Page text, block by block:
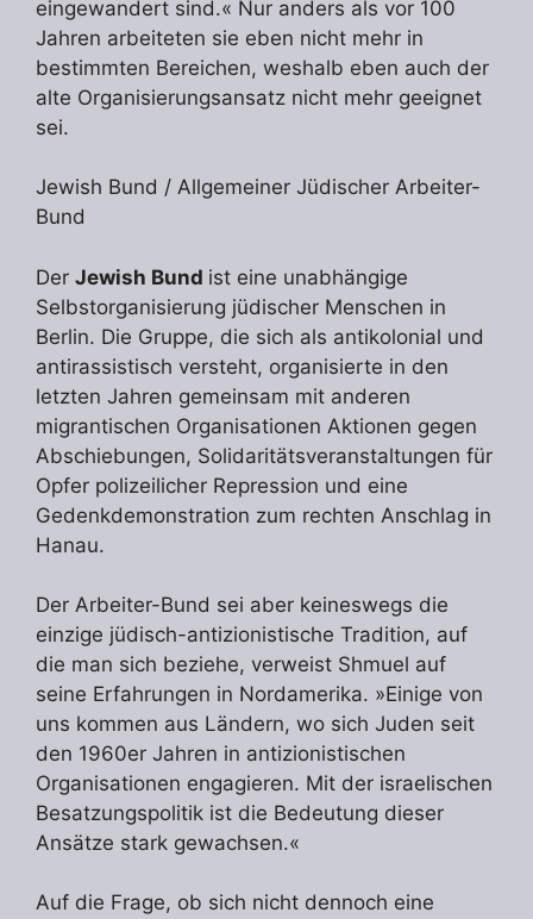
eingewandert sind.« Nur anders als vor 100
Jahren arbeiteten sie eben nicht mehr in
bestimmten Bereichen, weshalb eben auch der
alte Organisierungsansatz nicht mehr geeignet
sei.
Jewish Bund / Allgemeiner Jüdischer Arbeiter-
Bund
Der Jewish Bund ist eine unabhängige
Selbstorganisierung jüdischer Menschen in
Berlin. Die Gruppe, die sich als antikolonial und
antirassistisch versteht, organisierte in den
letzten Jahren gemeinsam mit anderen
migrantischen Organisationen Aktionen gegen
Abschiebungen, Solidaritätsveranstaltungen für
Opfer polizeilicher Repression und eine
Gedenkdemonstration zum rechten Anschlag in
Hanau.
Der Arbeiter-Bund sei aber keineswegs die
einzige jüdisch-antizionistische Tradition, auf
die man sich beziehe, verweist Shmuel auf
seine Erfahrungen in Nordamerika. »Einige von
uns kommen aus Ländern, wo sich Juden seit
den 1960er Jahren in antizionistischen
Organisationen engagieren. Mit der israelischen
Besatzungspolitik ist die Bedeutung dieser
Ansätze stark gewachsen.«
Auf die Frage, ob sich nicht dennoch eine